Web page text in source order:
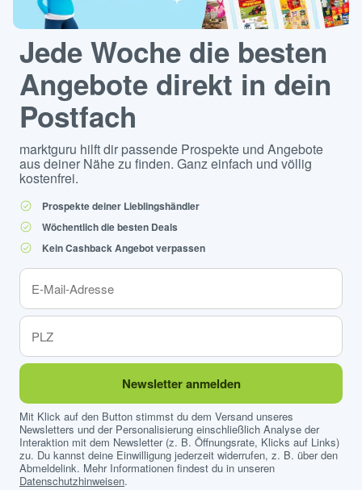
Jede Woche die besten
Angebote direkt in dein
Postfach
marktguru hilft dir passende Prospekte und Angebote
aus deiner Nähe zu finden. Ganz einfach und völlig
kostenfrei.
Prospekte deiner Lieblingshändler
Wöchentlich die besten Deals
Kein Cashback Angebot verpassen
Newsletter anmelden
Mit Klick auf den Button stimmst du dem Versand unseres
Newsletters und der Personalisierung einschließlich Analyse der
Interaktion mit dem Newsletter (z. B. Öffnungsrate, Klicks auf Links)
zu. Du kannst deine Einwilligung jederzeit widerrufen, z. B. über den
Abmeldelink. Mehr Informationen findest du in unseren
Datenschutzhinweisen.